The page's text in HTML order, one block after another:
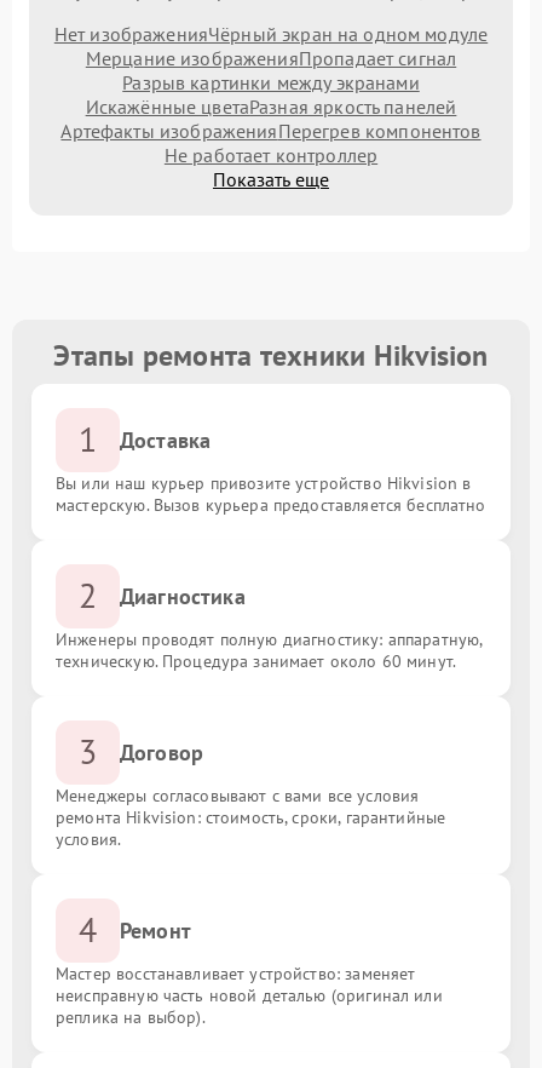
Нет изображенияЧёрный экран на одном модуле
Мерцание изображенияПропадает сигнал
Разрыв картинки между экранами
Искажённые цветаРазная яркость панелей
Артефакты изображенияПерегрев компонентов
Не работает контроллер
Показать еще
Этапы ремонта техники Hikvision
1 Доставка
Вы или наш курьер привозите устройство Hikvision в
мастерскую. Вызов курьера предоставляется бесплатно
2 Диагностика
Инженеры проводят полную диагностику: аппаратную,
техническую. Процедура занимает около 60 минут.
3 Договор
Менеджеры согласовывают с вами все условия
ремонта Hikvision: стоимость, сроки, гарантийные
условия.
4 Ремонт
Мастер восстанавливает устройство: заменяет
неисправную часть новой деталью (оригинал или
реплика на выбор).